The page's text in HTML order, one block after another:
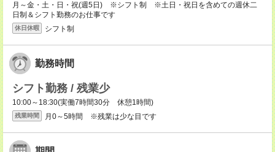
月～金・土・日・祝(週5日) ※シフト制 ※土日・祝日を含めての週休二
日制＆シフト勤務のお仕事です
休日休暇 シフト制
勤務時間
シフト勤務 / 残業少
10:00～18:30(実働7時間30分 休憩1時間)
残業時間 月0～5時間 ※残業は少な目です